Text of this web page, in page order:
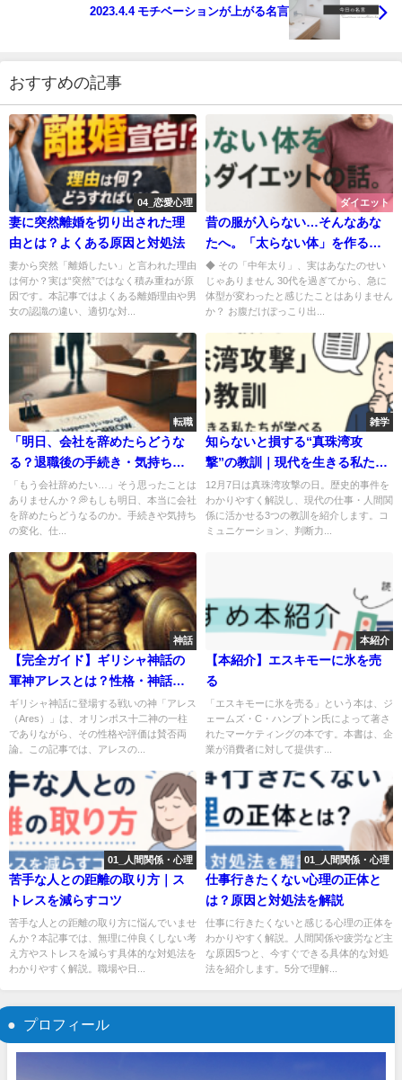
2023.4.4 モチベーションが上がる名言
おすすめの記事
04_恋愛心理
妻に突然離婚を切り出された理
由とは？よくある原因と対処法
妻から突然「離婚したい」と言われた理由
は何か？実は“突然”ではなく積み重ねが原
因です。本記事ではよくある離婚理由や男
女の認識の違い、適切な対...
ダイエット
昔の服が入らない…そんなあな
たへ。「太らない体」を作るダ
イエットの話。
◆ その「中年太り」、実はあなたのせい
じゃありません 30代を過ぎてから、急に
体型が変わったと感じたことはありません
か？ お腹だけぽっこり出...
転職
「明日、会社を辞めたらどうな
る？退職後の手続き・気持ち・
不安のリアル」
「もう会社辞めたい…」そう思ったことは
ありませんか？💭もしも明日、本当に会社
を辞めたらどうなるのか。手続きや気持ち
の変化、仕...
雑学
知らないと損する“真珠湾攻
撃”の教訓｜現代を生きる私たち
が学べる３つのポイントとは？
12月7日は真珠湾攻撃の日。歴史的事件を
わかりやすく解説し、現代の仕事・人間関
係に活かせる3つの教訓を紹介します。コ
ミュニケーション、判断力...
神話
【完全ガイド】ギリシャ神話の
軍神アレスとは？性格・神話・
ローマ神話との違い
ギリシャ神話に登場する戦いの神「アレス
（Ares）」は、オリンポス十二神の一柱
でありながら、その性格や評価は賛否両
論。この記事では、アレスの...
本紹介
【本紹介】エスキモーに氷を売
る
「エスキモーに氷を売る」という本は、ジ
ェームズ・C・ハンプトン氏によって著さ
れたマーケティングの本です。本書は、企
業が消費者に対して提供す...
01_人間関係・心理
苦手な人との距離の取り方｜ス
トレスを減らすコツ
苦手な人との距離の取り方に悩んでいませ
んか？本記事では、無理に仲良くしない考
え方やストレスを減らす具体的な対処法を
わかりやすく解説。職場や日...
01_人間関係・心理
仕事行きたくない心理の正体と
は？原因と対処法を解説
仕事に行きたくないと感じる心理の正体を
わかりやすく解説。人間関係や疲労など主
な原因5つと、今すぐできる具体的な対処
法を紹介します。5分で理解...
プロフィール